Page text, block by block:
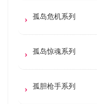
孤岛危机系列
孤岛惊魂系列
孤胆枪手系列